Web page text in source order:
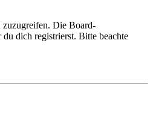
zuzugreifen. Die Board-
dich registrierst. Bitte beachte